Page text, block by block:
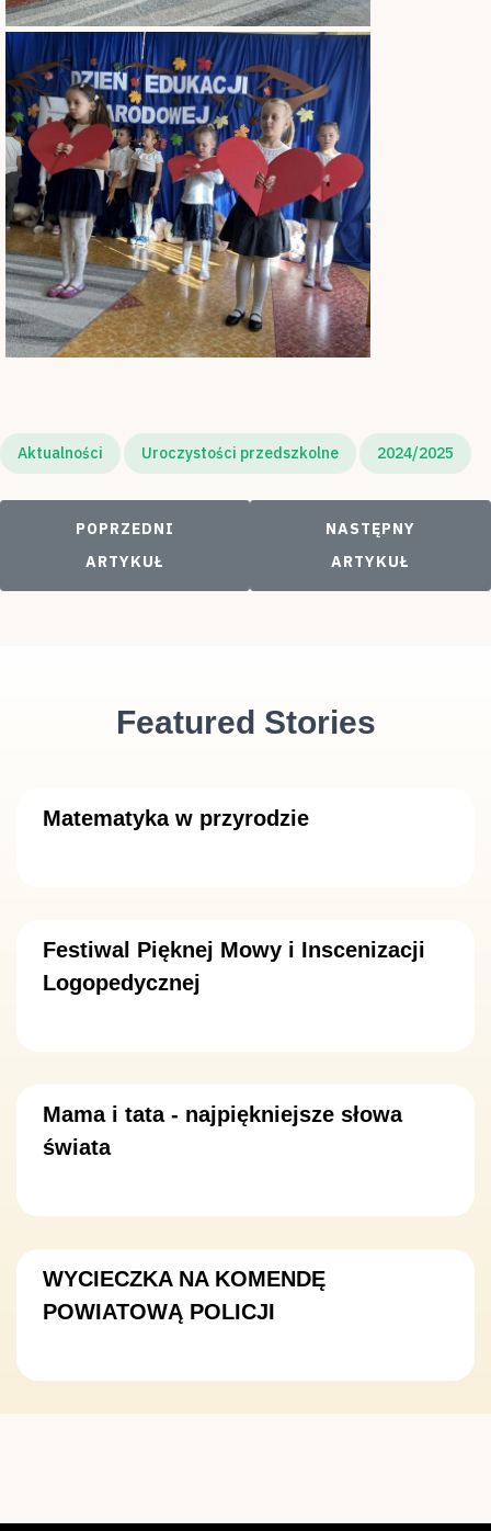
Aktualności Uroczystości przedszkolne 2024/2025
POPRZEDNI ARTYKUŁ: CHATA TATARSKA
POPRZEDNI
ARTYKUŁ
NASTĘPNY
NASTĘPNY
ARTYKUŁ
Featured Stories
Matematyka w przyrodzie
Festiwal Pięknej Mowy i Inscenizacji
Logopedycznej
Mama i tata - najpiękniejsze słowa
świata
WYCIECZKA NA KOMENDĘ
POWIATOWĄ POLICJI